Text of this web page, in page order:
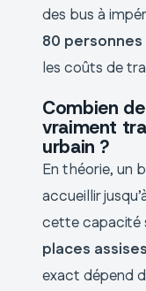
des bus à
80 personnes
les coûts de
Combien
vraiment
urbain ?
En théorie, un
accueillir
cette capacité
places assises
exact dépend